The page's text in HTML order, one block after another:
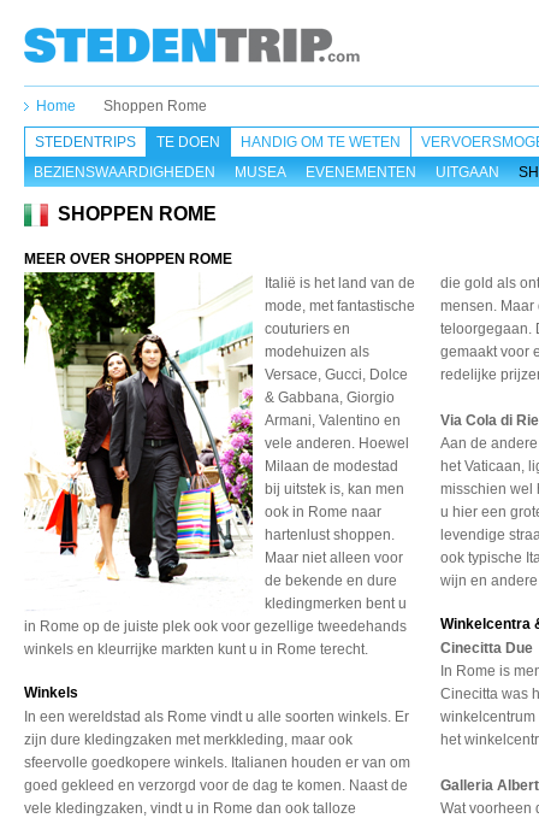
Home Shoppen Rome
STEDENTRIPS
TE DOEN
BEZIENSWAARDIGHEDEN
MUSEA EVENEMENTEN UITGAAN
HANDIG OM TE WETEN
SHOPPEN ROME
MEER OVER SHOPPEN ROME
Italië is het land van de
mode, met fantastische
couturiers en
modehuizen als
Versace, Gucci, Dolce
& Gabbana, Giorgio
Armani, Valentino en
vele anderen. Hoewel
Milaan de modestad
bij uitstek is, kan men
ook in Rome naar
hartenlust shoppen.
Maar niet alleen voor
de bekende en dure
kledingmerken bent u
in Rome op de juiste plek ook voor gezellige tweedehands
winkels en kleurrijke markten kunt u in Rome terecht.
Winkels
In een wereldstad als Rome vindt u alle soorten winkels. Er
zijn dure kledingzaken met merkkleding, maar ook
sfeervolle goedkopere winkels. Italianen houden er van om
goed gekleed en verzorgd voor de dag te komen. Naast de
vele kledingzaken, vindt u in Rome dan ook talloze
die gold als
mensen.
teloorgegaan.
gemaakt voor
redelijke
Via Cola di
Aan de
het Vaticaan,
misschien wel
u hier een
levendige
ook typische
wijn en
Winkelcentra
Cinecitta Due
In Rome is
Cinecitta was
winkelcentrum
het
Galleria
Wat voorheen